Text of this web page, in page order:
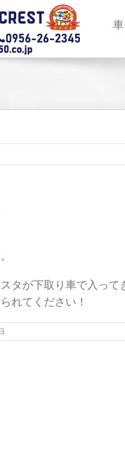
タが下取り車で入っ
れてください！